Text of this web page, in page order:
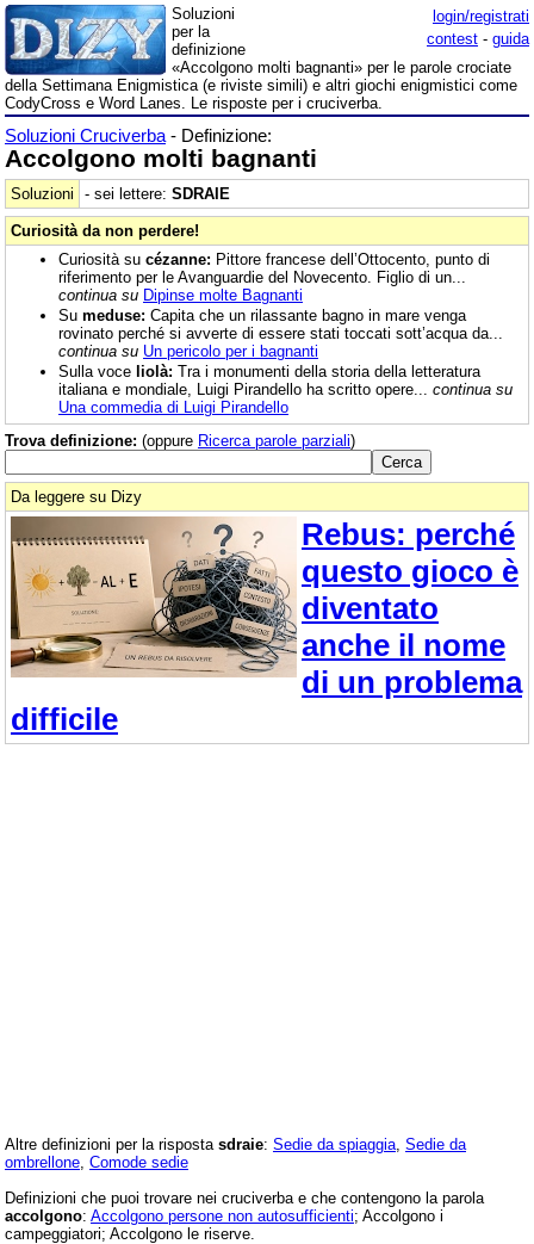
login/registrati
contest - guida
Soluzioni
per la
definizione
«Accolgono molti bagnanti» per le parole crociate
della Settimana Enigmistica (e riviste simili) e altri giochi enigmistici come
CodyCross e Word Lanes. Le risposte per i cruciverba.
Soluzioni Cruciverba - Definizione:
Accolgono molti bagnanti
Soluzioni - sei lettere: SDRAIE
Curiosità da non perdere!
Curiosità su cézanne: Pittore francese dell’Ottocento, punto di
riferimento per le Avanguardie del Novecento. Figlio di un...
continua su Dipinse molte Bagnanti
Su meduse: Capita che un rilassante bagno in mare venga
rovinato perché si avverte di essere stati toccati sott’acqua da...
continua su Un pericolo per i bagnanti
Sulla voce liolà: Tra i monumenti della storia della letteratura
italiana e mondiale, Luigi Pirandello ha scritto opere... continua su
Una commedia di Luigi Pirandello
Trova definizione: (oppure Ricerca parole parziali)
Da leggere su Dizy
Rebus: perché
questo gioco è
diventato
anche il nome
di un problema
difficile
Altre definizioni per la risposta sdraie: Sedie da spiaggia Sedie da
ombrellone Comode sedie
Definizioni che puoi trovare nei cruciverba e che contengono la parola
accolgono: Accolgono persone non autosufficienti; Accolgono i
campeggiatori; Accolgono le riserve.